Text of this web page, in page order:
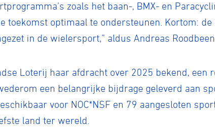
zoals het baan-, BMX- en
toekomst optimaal te ondersteunen. Kortom:
in de wielersport,” aldus Andreas Roodbeen.
Loterij haar afdracht over 2025 bekend, een
een belangrijke bijdrage geleverd aan
voor NOC*NSF en 79 aangesloten
land ter wereld.